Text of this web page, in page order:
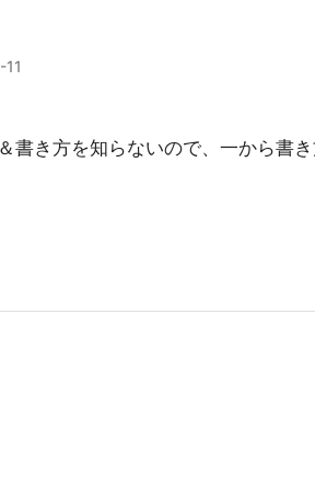
書き方を知らないので、一から書